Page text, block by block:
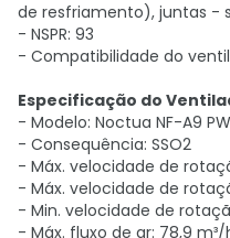
de resfriamento), juntas -
- NSPR: 93
- Compatibilidade do
Especificação do
- Modelo: Noctua NF-A9
- Consequência: SSO2
- Máx. velocidade de
- Máx. velocidade de
- Min. velocidade de
- Máx. fluxo de ar: 78,9 m³/